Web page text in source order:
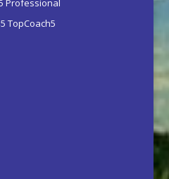
Professional
TopCoach5